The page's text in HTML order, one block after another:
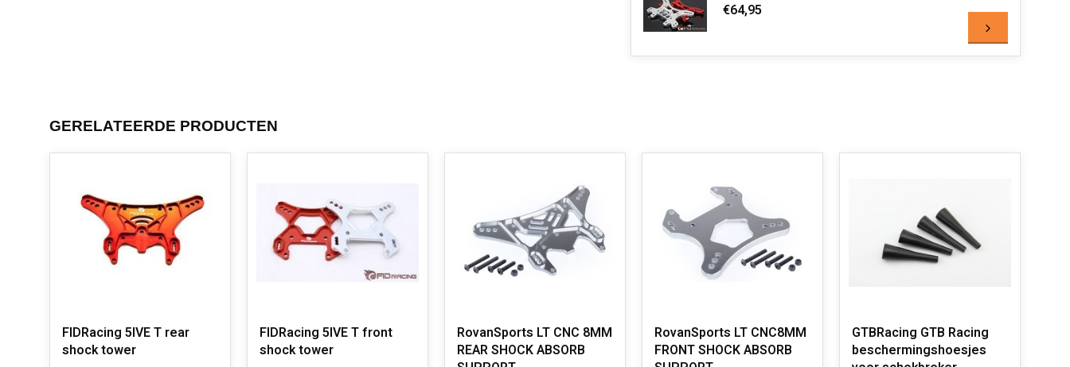
€64,95
GERELATEERDE PRODUCTEN
FIDRacing 5IVE T rear
shock tower
FIDRacing 5IVE T front
shock tower
RovanSports LT CNC 8MM
REAR SHOCK ABSORB
RovanSports LT CNC8MM
FRONT SHOCK ABSORB
GTBRacing GTB Racing
beschermingshoesjes